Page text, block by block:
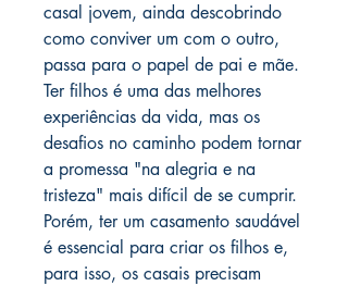
casal jovem, ainda descobrindo
como conviver um com o outro,
passa para o papel de pai e mãe.
Ter filhos é uma das melhores
experiências da vida, mas os
desafios no caminho podem tornar
a promessa "na alegria e na
tristeza" mais difícil de se cumprir.
Porém, ter um casamento saudável
é essencial para criar os filhos e,
para isso, os casais precisam